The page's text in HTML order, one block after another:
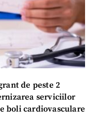
de peste 2
serviciilor
boli cardiovasculare